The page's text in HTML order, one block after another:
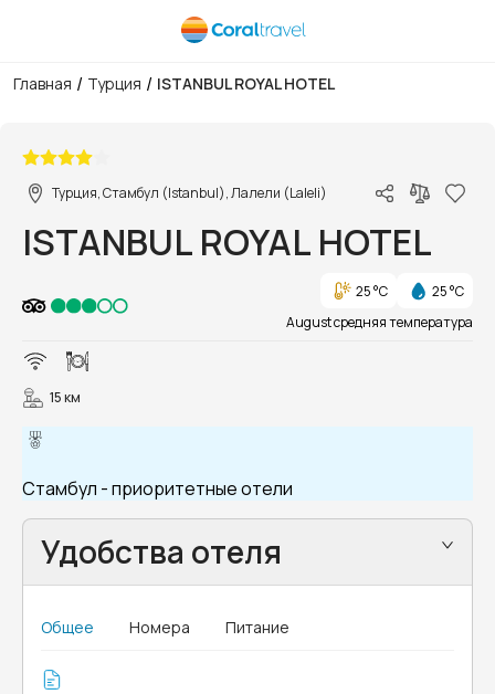
Главная / Турция / ISTANBUL ROYAL HOTEL
Турция, Стамбул (Istanbul), Лалели (Laleli)
ISTANBUL ROYAL HOTEL
25 °C
25 °C
August средняя температура
15 км
Стамбул - приоритетные отели
Удобства отеля
Общее Номера Питание